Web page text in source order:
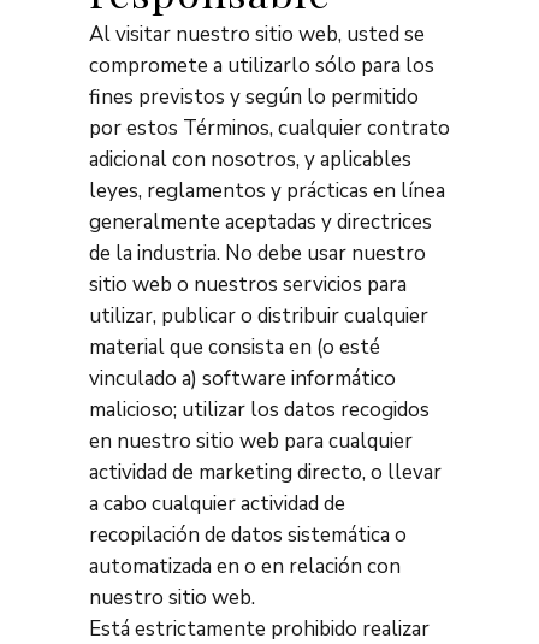
Al visitar nuestro sitio web, usted se
compromete a utilizarlo sólo para los
fines previstos y según lo permitido
por estos Términos, cualquier contrato
adicional con nosotros, y aplicables
leyes, reglamentos y prácticas en línea
generalmente aceptadas y directrices
de la industria. No debe usar nuestro
sitio web o nuestros servicios para
utilizar, publicar o distribuir cualquier
material que consista en (o esté
vinculado a) software informático
malicioso; utilizar los datos recogidos
en nuestro sitio web para cualquier
actividad de marketing directo, o llevar
a cabo cualquier actividad de
recopilación de datos sistemática o
automatizada en o en relación con
nuestro sitio web.
Está estrictamente prohibido realizar